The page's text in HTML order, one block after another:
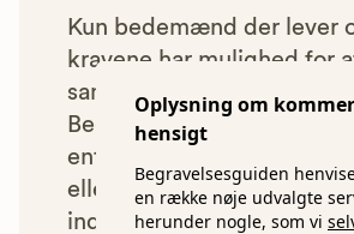
Oplysning om
hensigt
Begravelsesguiden
en række nøje udvalgte
herunder nogle, som vi
Kun bedemænd der lever
kravene har mulighed for
samarbejde med os om at
Begravelsesguiden.
enten ikke lever op til
eller som af andre årsager
indgået et samarbejde